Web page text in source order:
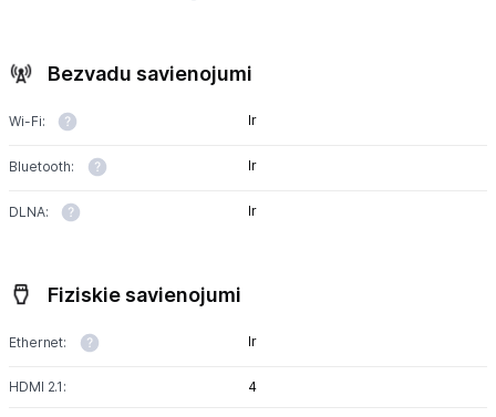
Bezvadu savienojumi
Wi-Fi: Ir
Bluetooth: Ir
DLNA: Ir
Fiziskie savienojumi
Ethernet: Ir
HDMI 2.1: 4